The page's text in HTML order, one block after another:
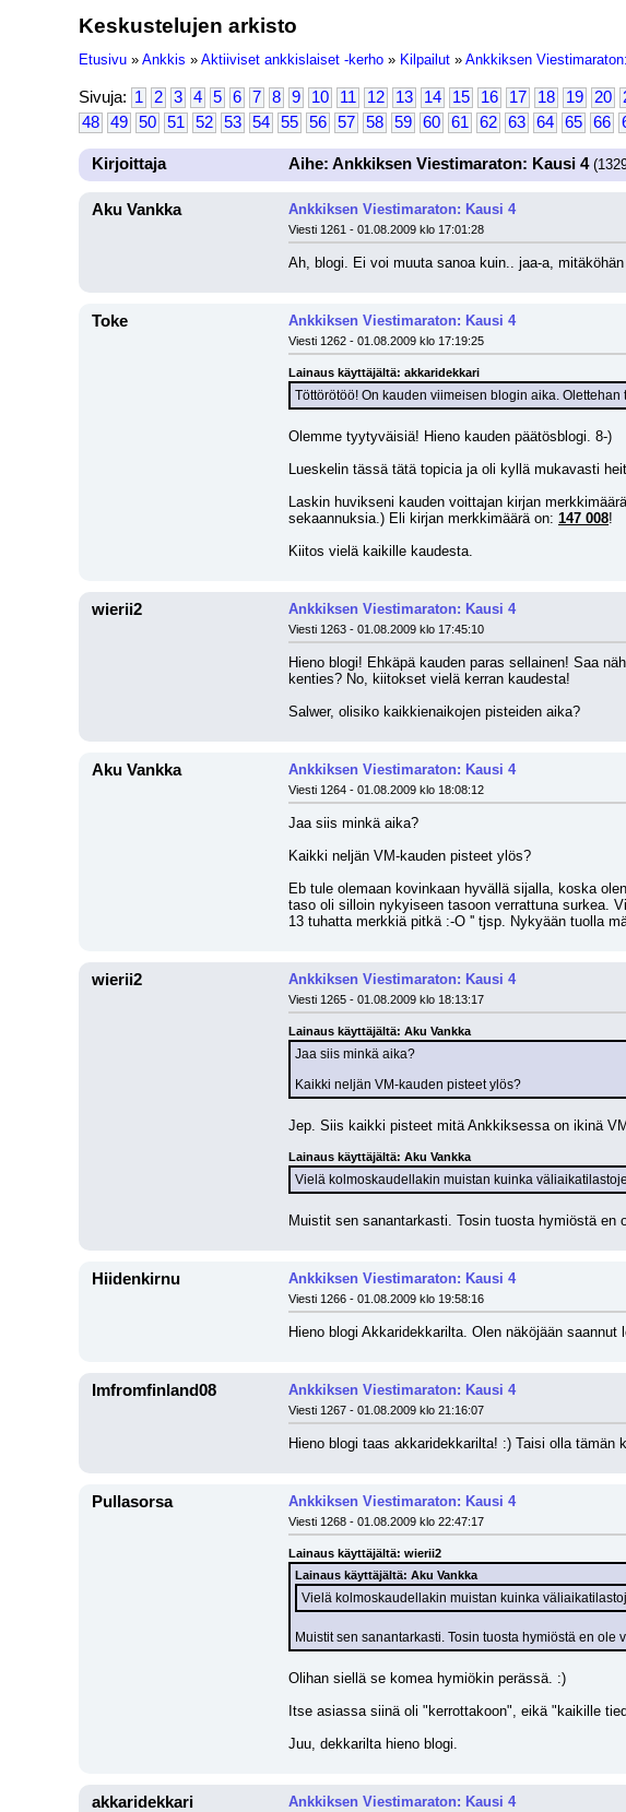
Keskustelujen arkisto
Etusivu » Ankkis » Aktiiviset ankkislaiset -kerho » Kilpailut » Ankkiksen
Sivuja: 1 2 3 4 5 6 7 8 9 10 11 12 13 14 15 16 17 18 19 20
48
49 50 51 52 53 54 55 56 57 58 59 60 61 62 63 64 65 66
Kirjoittaja Aihe: Ankkiksen Viestimaraton: Kausi 4
Aku Vankka Ankkiksen Viestimaraton: Kausi 4
Viesti 1261 - 01.08.2009 klo 17:01:28
Ah, blogi. Ei voi muuta sanoa kuin.. jaa-a,
Toke Ankkiksen Viestimaraton: Kausi 4
Viesti 1262 - 01.08.2009 klo 17:19:25
Lainaus käyttäjältä: akkaridekkari
Töttörötöö! On kauden viimeisen blogin aika. Olettehan
Olemme tyytyväisiä! Hieno kauden päätösblogi. 8-)
Lueskelin tässä tätä topicia ja oli kyllä mukavasti
Laskin huvikseni kauden voittajan kirjan
sekaannuksia.) Eli kirjan merkkimäärä on: 147 008!
Kiitos vielä kaikille kaudesta.
wierii2 Ankkiksen Viestimaraton: Kausi 4
Viesti 1263 - 01.08.2009 klo 17:45:10
Hieno blogi! Ehkäpä kauden paras sellainen! Saa
kenties? No, kiitokset vielä kerran kaudesta!
Salwer, olisiko kaikkienaikojen pisteiden aika?
Aku Vankka Ankkiksen Viestimaraton: Kausi 4
Viesti 1264 - 01.08.2009 klo 18:08:12
Jaa siis minkä aika?
Kaikki neljän VM-kauden pisteet ylös?
Eb tule olemaan kovinkaan hyvällä sijalla, koska
taso oli silloin nykyiseen tasoon verrattuna surkea.
13 tuhatta merkkiä pitkä :-O '' tjsp. Nykyään tuolla
wierii2 Ankkiksen Viestimaraton: Kausi 4
Viesti 1265 - 01.08.2009 klo 18:13:17
Lainaus käyttäjältä: Aku Vankka
Jaa siis minkä aika?
Kaikki neljän VM-kauden pisteet ylös?
Jep. Siis kaikki pisteet mitä Ankkiksessa on ikinä
Lainaus käyttäjältä: Aku Vankka
Vielä kolmoskaudellakin muistan kuinka
Muistit sen sanantarkasti. Tosin tuosta hymiöstä
Hiidenkirnu Ankkiksen Viestimaraton: Kausi 4
Viesti 1266 - 01.08.2009 klo 19:58:16
Hieno blogi Akkaridekkarilta. Olen näköjään
Imfromfinland08 Ankkiksen Viestimaraton: Kausi 4
Viesti 1267 - 01.08.2009 klo 21:16:07
Hieno blogi taas akkaridekkarilta! :) Taisi olla tämän
Pullasorsa Ankkiksen Viestimaraton: Kausi 4
Viesti 1268 - 01.08.2009 klo 22:47:17
Lainaus käyttäjältä: wierii2
Lainaus käyttäjältä: Aku Vankka
Vielä kolmoskaudellakin muistan kuinka
Muistit sen sanantarkasti. Tosin tuosta hymiöstä en
Olihan siellä se komea hymiökin perässä. :)
Itse asiassa siinä oli "kerrottakoon", eikä "kaikille
Juu, dekkarilta hieno blogi.
akkaridekkari Ankkiksen Viestimaraton: Kausi 4